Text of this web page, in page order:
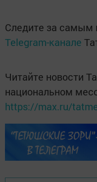
Следите за
Telegram-канале
Читайте новости
национальном
https://max.ru/